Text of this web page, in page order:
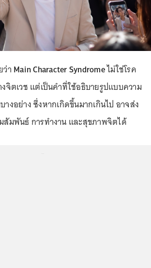
า Main Character Syndromeไม่ใช่โรค
จิตเวช แต่เป็นคำที่ใช้อธิบายรูปแบบความ
งอย่าง ซึ่งหากเกิดขึ้นมากเกินไป อาจส่ง
มพันธ์ การทำงาน และสุขภาพจิตได้